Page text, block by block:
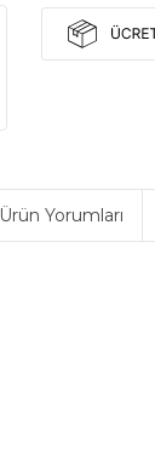
Ürün Yorumları